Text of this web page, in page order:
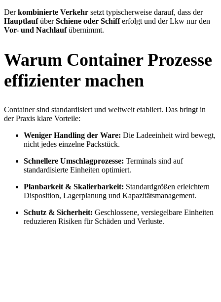
Derkombinierte Verkehr setzt typischerweise darauf, dass der
HauptlaufüberSchiene oder Schifferfolgt und der Lkw nur den
Vor- und Nachlaufübernimmt.
Warum Container Prozesse
effizienter machen
Container sind standardisiert und weltweit etabliert. Das bringt in
der Praxis klare Vorteile:
Weniger Handling der Ware: Die Ladeeinheit wird bewegt,
nicht jedes einzelne Packstück.
Schnellere Umschlagprozesse: Terminals sind auf
standardisierte Einheiten optimiert.
Planbarkeit & Skalierbarkeit: Standardgrößen erleichtern
Disposition, Lagerplanung und Kapazitätsmanagement.
Schutz & Sicherheit: Geschlossene, versiegelbare Einheiten
reduzieren Risiken für Schäden und Verluste.